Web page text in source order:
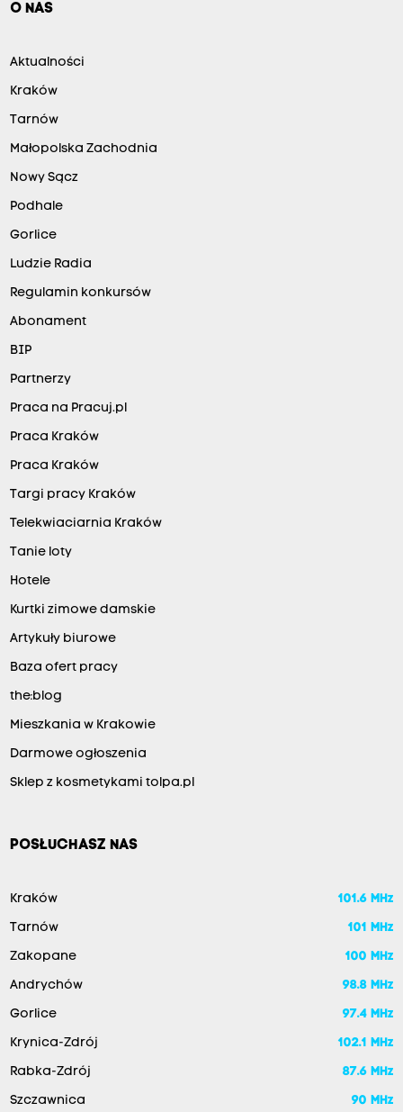
O NAS
Aktualności
Kraków
Tarnów
Małopolska Zachodnia
Nowy Sącz
Podhale
Gorlice
Ludzie Radia
Regulamin konkursów
Abonament
BIP
Partnerzy
Praca na Pracuj.pl
Praca Kraków
Praca Kraków
Targi pracy Kraków
Telekwiaciarnia Kraków
Tanie loty
Hotele
Kurtki zimowe damskie
Artykuły biurowe
Baza ofert pracy
the:blog
Mieszkania w Krakowie
Darmowe ogłoszenia
Sklep z kosmetykami tolpa.pl
POSŁUCHASZ NAS
Kraków 101.6 MHz
Tarnów 101 MHz
Zakopane 100 MHz
Andrychów 98.8 MHz
Gorlice 97.4 MHz
Krynica-Zdrój 102.1 MHz
Rabka-Zdrój 87.6 MHz
Szczawnica 90 MHz